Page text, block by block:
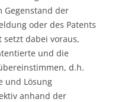
Gegenstand der
oder des Patents
setzt dabei voraus,
und die
d.h.
und Lösung
anhand der